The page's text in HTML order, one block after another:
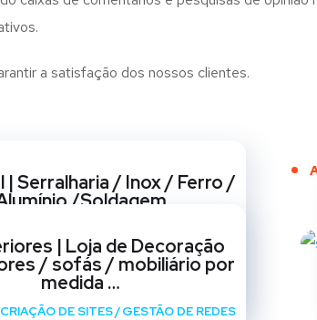
a satisfação dos nossos clientes.
| Serralharia / Inox / Ferro /
/Soldagem
/ MARKETING/OPTIMIZAÇÃO SEO/
REDESIGN DE SITES
| Loja de Decoração
/ sofás / mobiliário por
medida …
CRIAÇÃO DE SITES/GESTÃO DE REDES